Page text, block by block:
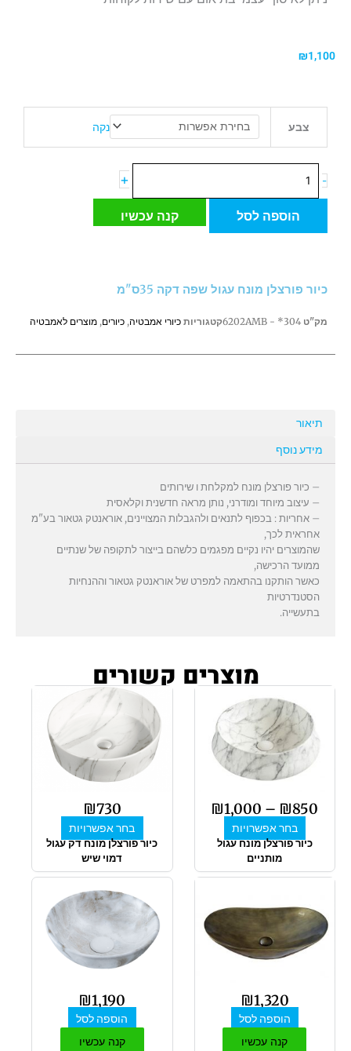
₪1,100
צבע נקה
-
של
כיור
פורצלן
מונח
עגול
שפה
דקה
+
הוספה לסל קנה עכשיו
כיור פורצלן מונח עגול שפה דקה 35ס"מ
מק"ט 304* - 6202AMB קטגוריות כיורי אמבטיה, כיורים, מוצרים לאמבטיה
תיאור
מידע נוסף
– כיור פורצלן מונח למקלחת ו שירותים
– עיצוב מיוחד ומודרני, נותן מראה חדשנית וקלאסית
– אחריות : בכפוף לתנאים ולהגבלות המצויינים, אוראנטק גטאור בע"מ
אחראית לכך,
שהמוצרים יהיו נקיים מפגמים כלשהם בייצור לתקופה של שנתיים
ממועד הרכישה,
כאשר הותקנו בהתאמה למפרט של אוראנטק גטאור וההנחיות
הסטנדרטיות
בתעשייה.
מוצרים קשורים
₪850
–
₪1,000
טווח
עד
בחר אפשרויות
זה
יש
מספר
סוגים.
ניתן
את
האפשרויות
בעמוד
כיור פורצלן מונח עגול
מותניים
₪730
בחר אפשרויות
למוצר
יש
מספר
סוגים.
ניתן
את
האפשרויות
בעמוד
כיור פורצלן מונח דק עגול
דמוי שיש
₪1,320
הוספה לסל
קנה עכשיו
₪1,190
הוספה לסל
קנה עכשיו